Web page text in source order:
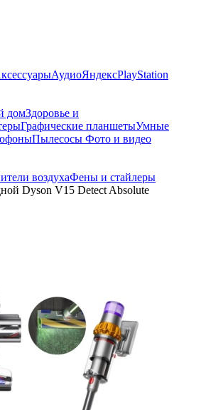
АудиоЯндексPlayStation
домЗдоровье и
Графические планшетыУмные
Пылесосы Фото и видео
воздухаФены и стайлеры
Dyson V15 Detect Absolute